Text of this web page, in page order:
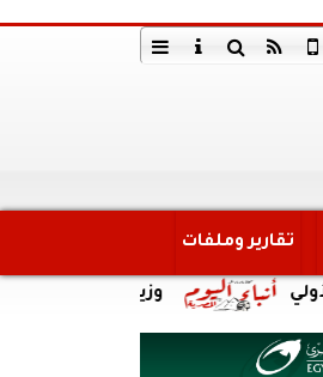
تقارير وملفات
وزير العمل يتابع حادث